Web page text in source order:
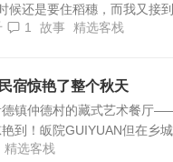
候还是要住稻穗，而我又接
1 故事 精选客栈
宿惊艳了整个秋天
镇仲德村的藏式艺术餐厅
到！皈院GUIYUAN但在乡
精选客栈